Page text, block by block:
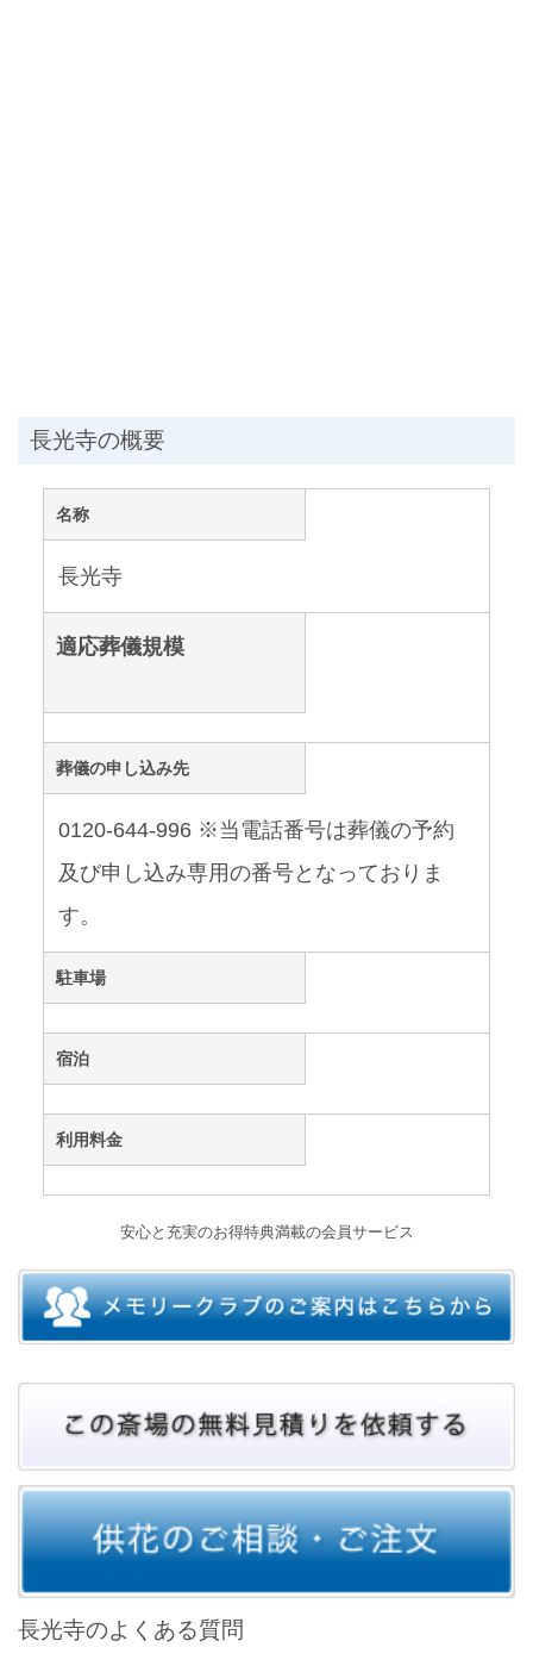
長光寺の概要
名称
長光寺
適応葬儀規模
葬儀の申し込み先
0120-644-996 ※当電話番号は葬儀の予約
及び申し込み専用の番号となっておりま
す。
駐車場
宿泊
利用料金
安心と充実のお得特典満載の会員サービス
長光寺のよくある質問